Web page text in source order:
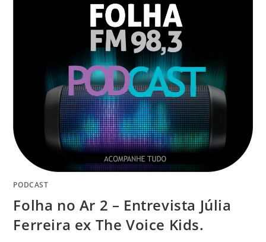
PODCAST
Folha no Ar 2 – Entrevista Júlia
Ferreira ex The Voice Kids.